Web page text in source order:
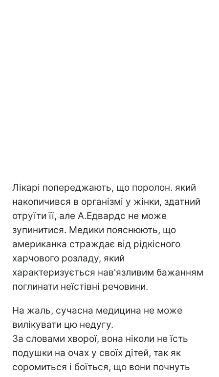
Лікарі попереджають, що поролон. який
накопичився в організмі у жінки, здатний
отруїти її, але А.Едвардс не може
зупинитися. Медики пояснюють, що
американка страждає від рідкісного
харчового розладу, який
характеризується нав'язливим бажанням
поглинати неїстівні речовини.
На жаль, сучасна медицина не може
вилікувати цю недугу.
За словами хворої, вона ніколи не їсть
подушки на очах у своїх дітей, так як
соромиться і боїться, що вони почнуть